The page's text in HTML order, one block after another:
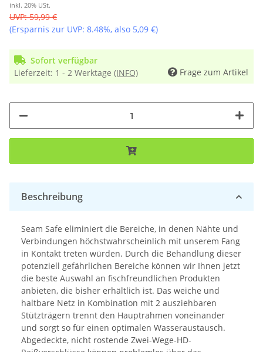
inkl. 20% USt.
UVP:59,99 €
(Ersparnis zur UVP: 8.48%, also 5,09 €)
Sofort verfügbar
Lieferzeit: 1 - 2 Werktage (INFO) Frage zum Artikel
Beschreibung
Seam Safe eliminiert die Bereiche, in denen Nähte und
Verbindungen höchstwahrscheinlich mit unserem Fang
in Kontakt treten würden. Durch die Behandlung dieser
potenziell gefährlichen Bereiche können wir Ihnen jetzt
die beste Auswahl an fischfreundlichen Produkten
anbieten, die bisher erhältlich ist. Das weiche und
haltbare Netz in Kombination mit 2 ausziehbaren
Stützträgern trennt den Hauptrahmen voneinander
und sorgt so für einen optimalen Wasseraustausch.
Abgedeckte, nicht rostende Zwei-Wege-HD-